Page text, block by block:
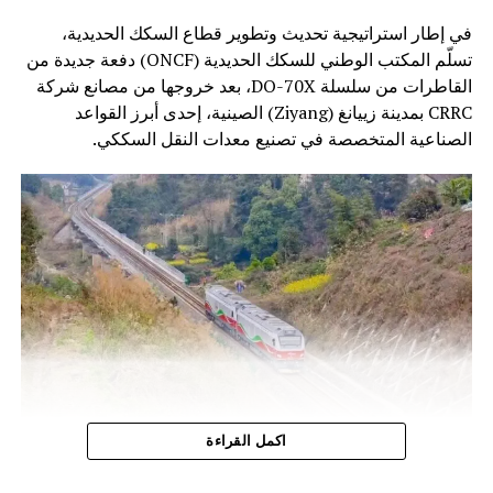
في إطار استراتيجية تحديث وتطوير قطاع السكك الحديدية،
تسلّم المكتب الوطني للسكك الحديدية (ONCF) دفعة جديدة من
القاطرات من سلسلة DO-70X، بعد خروجها من مصانع شركة
CRRC بمدينة زييانغ (Ziyang) الصينية، إحدى أبرز القواعد
الصناعية المتخصصة في تصنيع معدات النقل السككي.
وتندرج هذه الخطوة ضمن برنامج تحديث أسطول الجر الذي
أطلقه المكتب الوطني للسكك الحديدية، بهدف الرفع من كفاءة
اكمل القراءة